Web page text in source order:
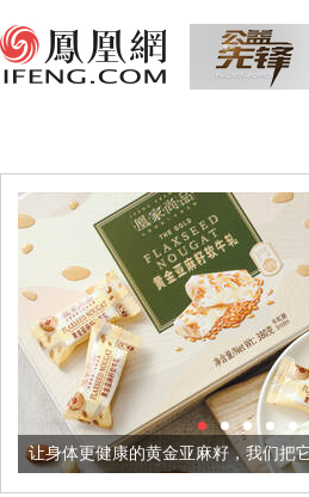
的黄金亚麻籽，我们把它加到了牛轧糖里